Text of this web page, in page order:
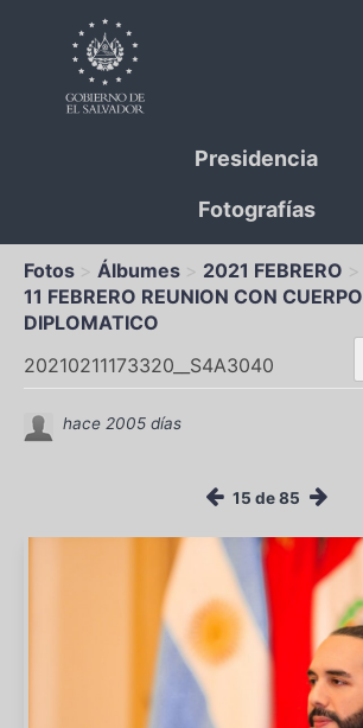
Presidencia
Fotografías
Fotos Álbumes
2021 FEBRERO
11 FEBRERO REUNION CON CUERPO
DIPLOMATICO
20210211173320__S4A3040
hace 2005 días
15 de 85